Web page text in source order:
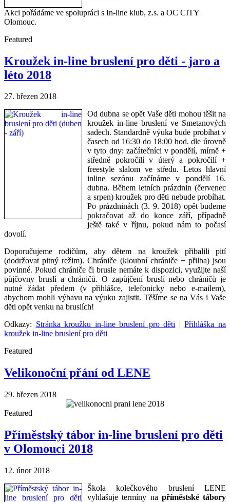
Akci pořádáme ve spolupráci s In-line klub, z.s. a OC CITY
Olomouc.
Featured
Kroužek in-line bruslení pro děti - jaro a
léto 2018
27. březen 2018
Od dubna se opět Vaše děti mohou těšit na
kroužek in-line bruslení ve Smetanových
sadech. Standardně výuka bude probíhat v
časech od 16:30 do 18:00 hod. dle úrovně
v tyto dny: začátečníci v pondělí, mírně +
středně pokročilí v úterý a pokročilí +
freestyle slalom ve středu. Letos hlavní
inline sezónu začínáme v pondělí 16.
dubna. Během letních prázdnin (červenec
a srpen) kroužek pro děti nebude probíhat.
Po prázdninách (3. 9. 2018) opět budeme
pokračovat až do konce září, případně
ještě také v říjnu, pokud nám to počasí
dovolí.
Doporučujeme rodičům, aby dětem na kroužek přibalili pití
(dodržovat pitný režim). Chrániče (kloubní chrániče + přilba) jsou
povinné. Pokud chrániče či brusle nemáte k dispozici, využijte naší
půjčovny bruslí a chráničů. O zapůjčení bruslí nebo chráničů je
nutné žádat předem (v přihlášce, telefonicky nebo e-mailem),
abychom mohli výbavu na výuku zajistit. Těšíme se na Vás i Vaše
děti opět venku na bruslích!
Odkazy: Stránka kroužku in-line bruslení pro děti |Přihláška na
kroužek in-line bruslení pro děti
Featured
Velikonoční přání od LENE
29. březen 2018
Featured
Příměstský tábor in-line bruslení pro děti
v Olomouci 2018
12. únor 2018
Škola kolečkového bruslení LENE
vyhlašuje termíny na příměstské tábory